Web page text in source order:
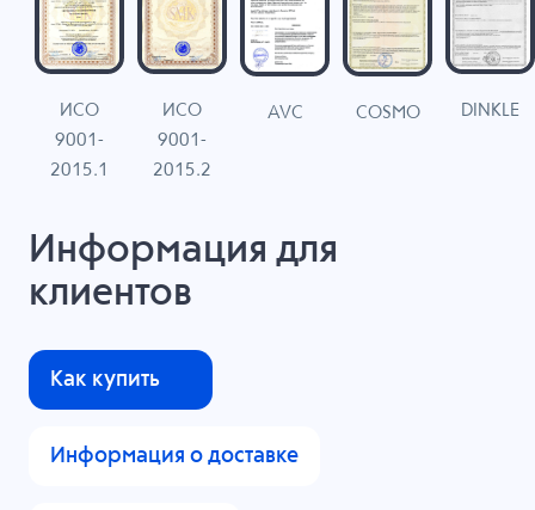
ИСО
9001-
2015.1
ИСО
9001-
2015.2
AVC COSMO DINKLE
Информация для
клиентов
Как купить
Информация о доставке